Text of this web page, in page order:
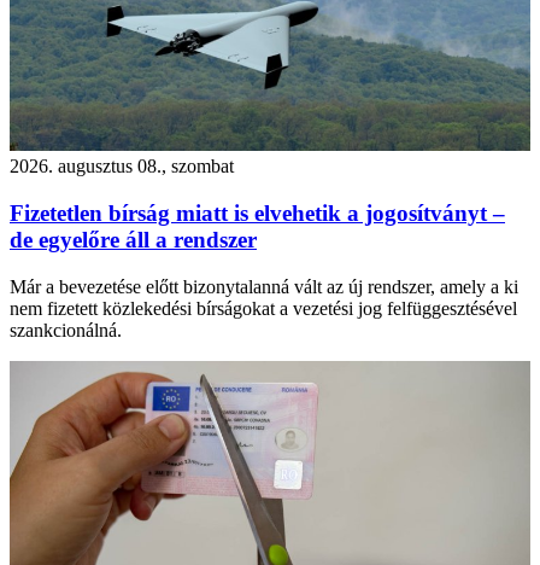
2026. augusztus 08., szombat
Fizetetlen bírság miatt is elvehetik a jogosítványt –
de egyelőre áll a rendszer
Már a bevezetése előtt bizonytalanná vált az új rendszer, amely a ki
nem fizetett közlekedési bírságokat a vezetési jog felfüggesztésével
szankcionálná.